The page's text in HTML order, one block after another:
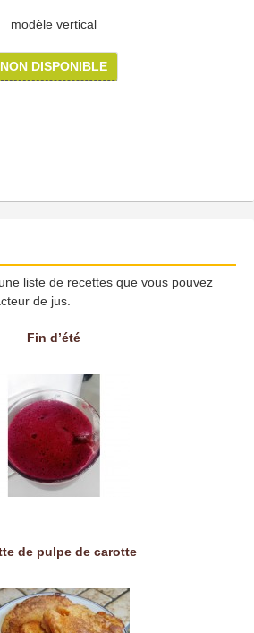
modèle vertical
NON DISPONIBLE
liste de recettes que vous pouvez
de jus.
Fin d’été
de pulpe de carotte